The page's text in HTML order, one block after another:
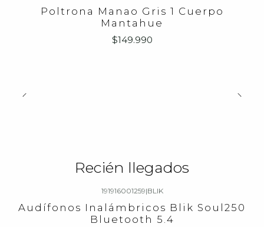
Poltrona Manao Gris 1 Cuerpo
Mantahue
$149.990
Recién llegados
-23%OFF
191916001259|BLIK
Audífonos Inalámbricos Blik Soul250
Bluetooth 5.4